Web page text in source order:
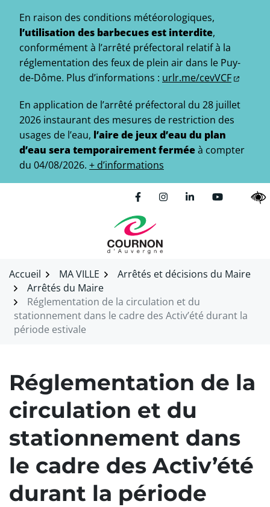
contenu
En raison des conditions météorologiques,
l’utilisation des barbecues est interdite,
conformément à l’arrêté préfectoral relatif à la
réglementation des feux de plein air dans le Puy-
de-Dôme. Plus d’informations : urlr.me/cevVCF
En application de l’arrêté préfectoral du 28 juillet
2026 instaurant des mesures de restriction des
usages de l’eau, l’aire de jeux d’eau du plan
d’eau sera temporairement ferméeà compter
du 04/08/2026. + d’informations
Lien vers le compte
Lien vers le compte
Lien vers le
Lien vers la
Accueil MA VILLE
Arrêtés et décisions du Maire
Arrêtés du Maire
Réglementation de la circulation et du
stationnement dans le cadre des Activ’été durant la
période estivale
Réglementation de la
circulation et du
stationnement dans
le cadre des Activ’été
durant la période